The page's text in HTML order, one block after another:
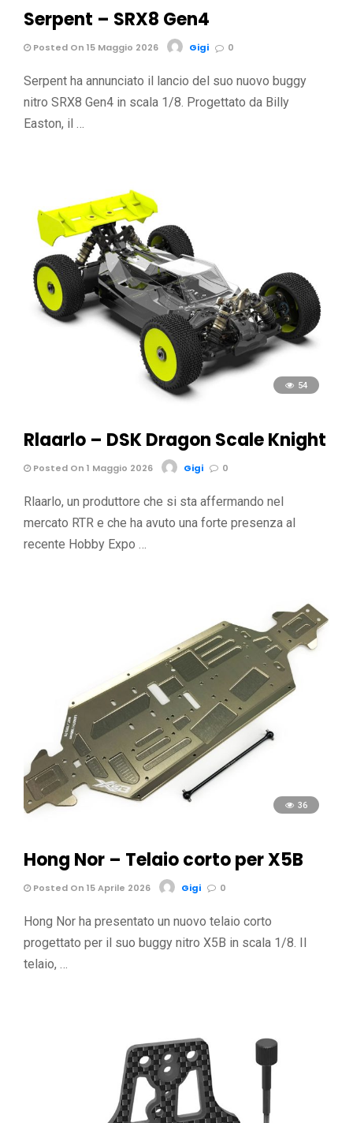
Serpent – SRX8 Gen4
Posted On 15 Maggio 2026 Gigi 0
Serpent ha annunciato il lancio del suo nuovo buggy
nitro SRX8 Gen4 in scala 1/8. Progettato da Billy
Easton, il …
54
Rlaarlo – DSK Dragon Scale Knight
Posted On 1 Maggio 2026 Gigi 0
Rlaarlo, un produttore che si sta affermando nel
mercato RTR e che ha avuto una forte presenza al
recente Hobby Expo …
36
Hong Nor – Telaio corto per X5B
Posted On 15 Aprile 2026 Gigi 0
Hong Nor ha presentato un nuovo telaio corto
progettato per il suo buggy nitro X5B in scala 1/8. Il
telaio, …